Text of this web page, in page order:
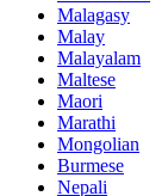
Malagasy
Malay
Malayalam
Maltese
Maori
Marathi
Mongolian
Burmese
Nepali